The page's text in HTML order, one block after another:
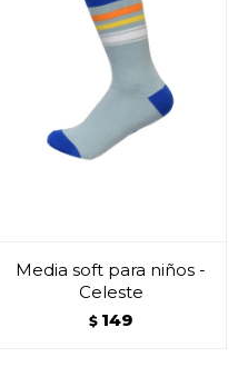
Media soft para niños -
Celeste
$ 149